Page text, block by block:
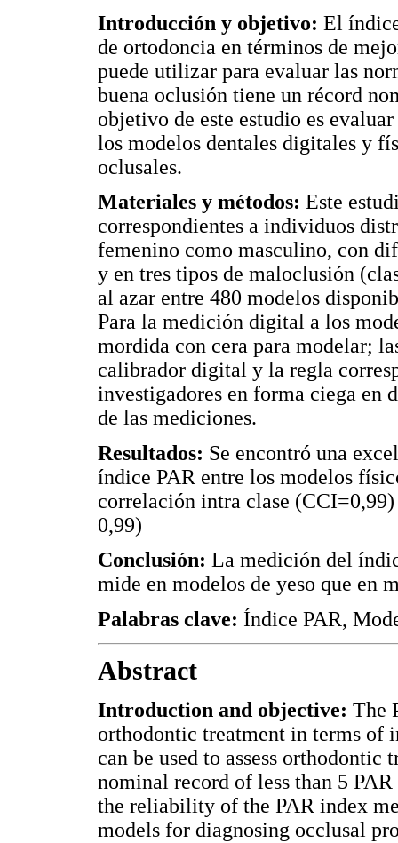
Introducción y objetivo: El
de ortodoncia en términos de
puede utilizar para evaluar las
buena oclusión tiene un récord
objetivo de este estudio es
los modelos dentales digitales y
oclusales.
Materiales y métodos: Este
correspondientes a individuos
femenino como masculino, con
y en tres tipos de maloclusión
al azar entre 480 modelos
Para la medición digital a los
mordida con cera para modelar;
calibrador digital y la regla
investigadores en forma ciega en
de las mediciones.
Resultados: Se encontró una
índice PAR entre los modelos
correlación intra clase
0,99)
Conclusión: La medición del
mide en modelos de yeso que en
Palabras clave: Índice PAR,
Abstract
Introduction and objective: The
orthodontic treatment in terms of
can be used to assess orthodontic
nominal record of less than 5
the reliability of the PAR index
models for diagnosing occlusal